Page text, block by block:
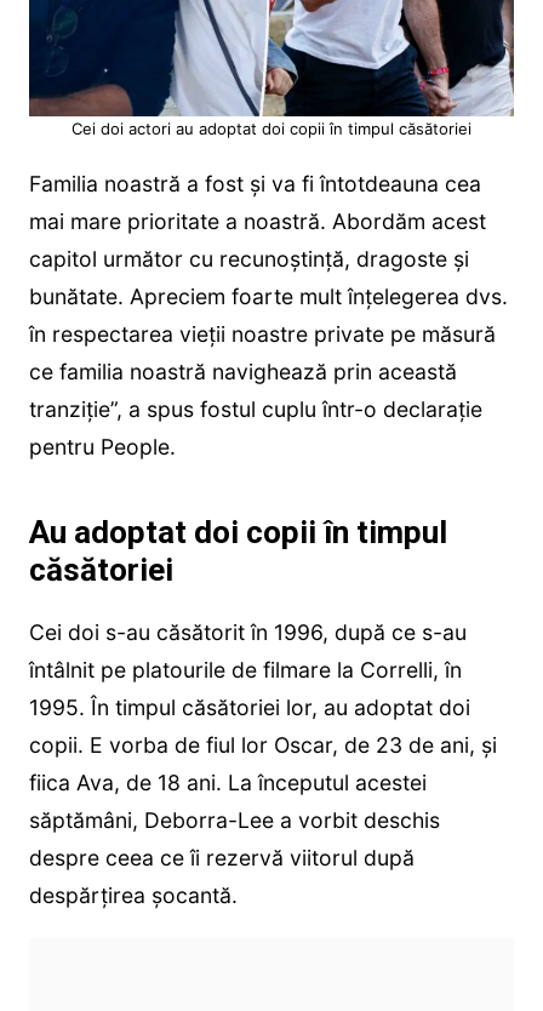
Cei doi actori au adoptat doi copii în timpul căsătoriei
Familia noastră a fost și va fi întotdeauna cea
mai mare prioritate a noastră. Abordăm acest
capitol următor cu recunoștință, dragoste și
bunătate. Apreciem foarte mult înțelegerea dvs.
în respectarea vieții noastre private pe măsură
ce familia noastră navighează prin această
tranziție”, a spus fostul cuplu într-o declarație
pentru People.
Au adoptat doi copii în timpul
căsătoriei
Cei doi s-au căsătorit în 1996, după ce s-au
întâlnit pe platourile de filmare la Correlli, în
1995. În timpul căsătoriei lor, au adoptat doi
copii. E vorba de fiul lor Oscar, de 23 de ani, și
fiica Ava, de 18 ani. La începutul acestei
săptămâni, Deborra-Lee a vorbit deschis
despre ceea ce îi rezervă viitorul după
despărțirea șocantă.